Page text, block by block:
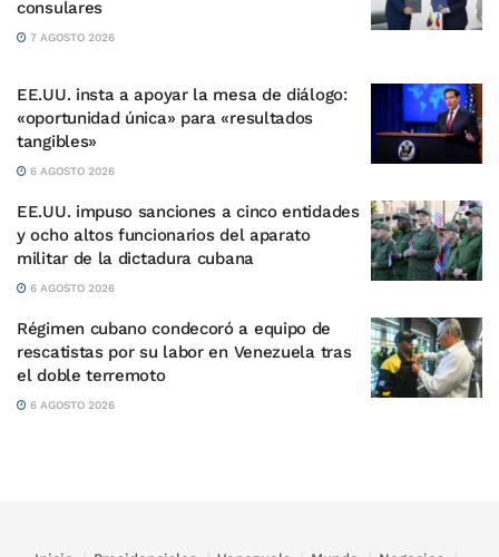
consulares
7 AGOSTO 2026
EE.UU. insta a apoyar la mesa de diálogo:
«oportunidad única» para «resultados
tangibles»
6 AGOSTO 2026
EE.UU. impuso sanciones a cinco entidades
y ocho altos funcionarios del aparato
militar de la dictadura cubana
6 AGOSTO 2026
Régimen cubano condecoró a equipo de
rescatistas por su labor en Venezuela tras
el doble terremoto
6 AGOSTO 2026